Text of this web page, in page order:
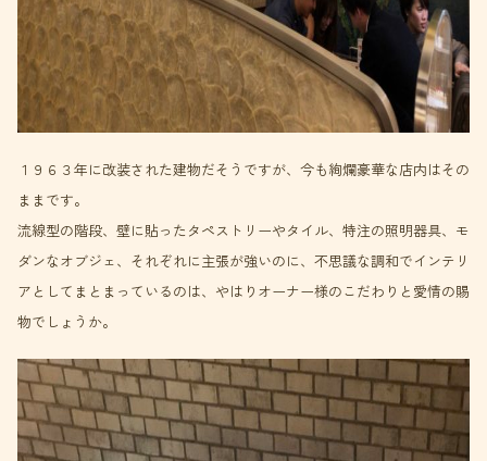
１９６３年に改装された建物だそうですが、今も絢爛豪華な店内はその
ままです。
流線型の階段、壁に貼ったタペストリーやタイル、特注の照明器具、モ
ダンなオブジェ、それぞれに主張が強いのに、不思議な調和でインテリ
アとしてまとまっているのは、やはりオーナー様のこだわりと愛情の賜
物でしょうか。